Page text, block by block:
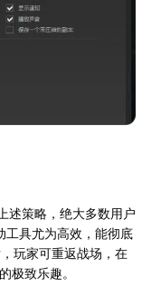
述策略，绝大多数用户
工具尤为高效，能彻底
玩家可重返战场，在
极致乐趣。